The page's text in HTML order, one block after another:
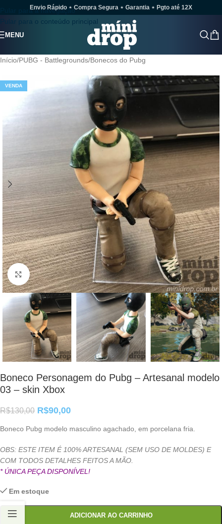
Pular para a navegação
Pular para o conteúdo principal
Envio Rápido ⋆ Compra Segura ⋆ Garantia ⋆ Pgto até 12X
MENU
Início/PUBG - Battlegrounds/Bonecos do Pubg
VENDA
Clique para ampliar
Boneco Personagem do Pubg – Artesanal modelo
03 – skin Xbox
R$130,00 R$90,00
Boneco Pubg modelo masculino agachado, em porcelana fria.
OBS: ESTE ITEM É 100% ARTESANAL (SEM USO DE MOLDES) E
COM TODOS DETALHES FEITOS A MÃO.
* ÚNICA PEÇA DISPONÍVEL!
Em estoque
ADICIONAR AO CARRINHO